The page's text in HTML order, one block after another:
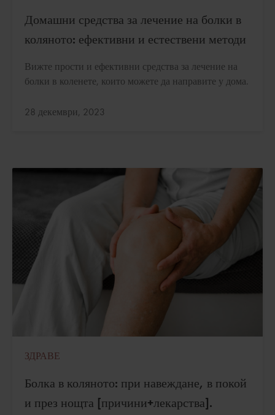
Домашни средства за лечение на болки в
коляното: ефективни и естествени методи
Вижте прости и ефективни средства за лечение на
болки в коленете, които можете да направите у дома.
Актуализирано:
28 декември, 2023
ЗДРАВЕ
Болка в коляното: при навеждане, в покой
и през нощта [причини+лекарства].